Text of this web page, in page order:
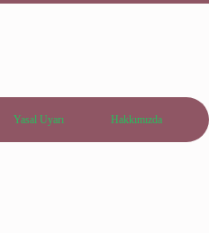
Yasal Uyarı Hakkımızda